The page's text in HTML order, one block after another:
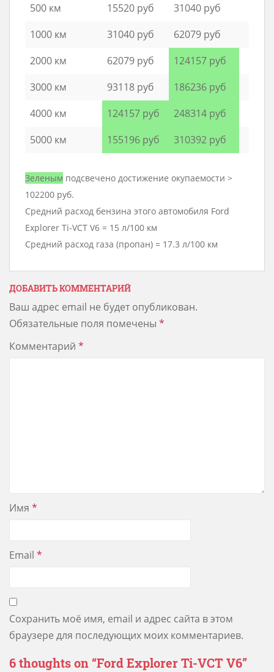
500 км
15520 руб
31040 руб
1000 км
31040 руб
62079 руб
2000 км
62079 руб
124157 руб
3000 км
93118 руб
186236 руб
4000 км
124157 руб
248314 руб
5000 км
155196 руб 310392 руб
Зеленым подсвечено достижение окупаемости >
102200 руб.
Средний расход бензина этого автомобиля Ford
Explorer Ti-VCT V6 = 15 л/100 км
Средний расход газа (пропан) = 17.3 л/100 км
ДОБАВИТЬ КОММЕНТАРИЙ
Ваш адрес email не будет опубликован.
Обязательные поля помечены *
Комментарий *
Имя *
Email *
Сохранить моё имя, email и адрес сайта в этом
браузере для последующих моих комментариев.
6 thoughts on “Ford Explorer Ti-VCT V6”